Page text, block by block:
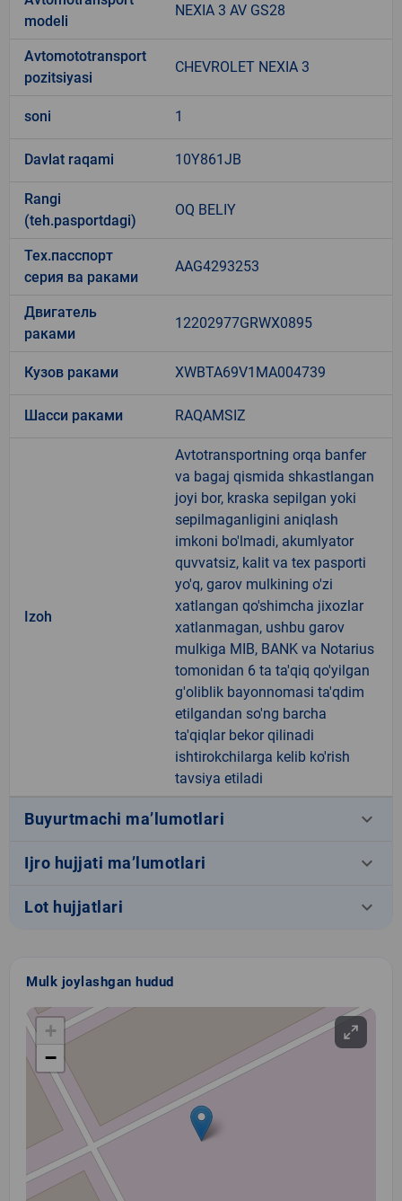
modeli
NEXIA 3 AV GS28
Avtomototransport
pozitsiyasi
CHEVROLET NEXIA 3
soni 1
Davlat raqami 10Y861JB
Rangi
(teh.pasportdagi)
OQ BELIY
Тех.пасспорт
серия ва раками
AAG4293253
Двигатель
раками
12202977GRWX0895
Кузов раками XWBTA69V1MA004739
Шасси раками RAQAMSIZ
Izoh
Avtotransportning orqa banfer
va bagaj qismida shkastlangan
joyi bor, kraska sepilgan yoki
sepilmaganligini aniqlash
imkoni bo'lmadi, akumlyator
quvvatsiz, kalit va tex pasporti
yo'q, garov mulkining o'zi
xatlangan qo'shimcha jixozlar
xatlanmagan, ushbu garov
mulkiga MIB, BANK va Notarius
tomonidan 6 ta ta'qiq qo'yilgan
g'oliblik bayonnomasi ta'qdim
etilgandan so'ng barcha
ta'qiqlar bekor qilinadi
ishtirokchilarga kelib ko'rish
tavsiya etiladi
Buyurtmachi ma’lumotlari keyboard_arrow_down
Ijro hujjati ma’lumotlari keyboard_arrow_down
Lot hujjatlari keyboard_arrow_down
Mulk joylashgan hudud
+
−